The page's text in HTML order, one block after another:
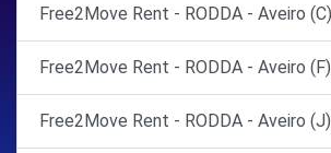
Free2Move Rent - RODDA - Aveiro (C)
Free2Move Rent - RODDA - Aveiro (F)
Free2Move Rent - RODDA - Aveiro (J)